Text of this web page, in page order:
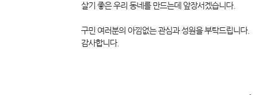
살기 좋은 우리 동네를 만드는데 앞장서겠습니다.
구민 여러분의 아낌없는 관심과 성원을 부탁드립니다.
감사합니다.